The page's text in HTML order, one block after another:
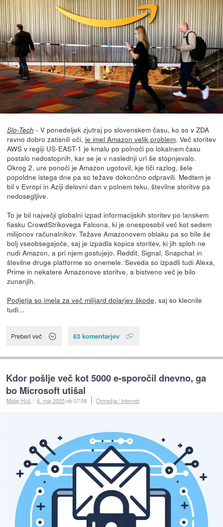
Slo-Tech - V ponedeljek zjutraj po slovenskem času, ko so v ZDA
ravno dobro zatisnili oči, je imel Amazon velik problem. Več storitev
AWS v regiji US-EAST-1 je kmalu po polnoči po lokalnem času
postalo nedostopnih, kar se je v naslednji uri še stopnjevalo.
Okrog 2. ure ponoči je Amazon ugotovil, kje tiči razlog, šele
popoldne istega dne pa so težave dokončno odpravili. Medtem je
bil v Evropi in Aziji delovni dan v polnem teku, številne storitve pa
nedosegljive.
To je bil največji globalni izpad informacijskih storitev po lanskem
fiasku CrowdStrikovega Falcona, ki je onesposobil več kot sedem
milijonov računalnikov. Težave Amazonovem oblaku pa so bile še
bolj vseobsegajoče, saj je izpadla kopica storitev, ki jih sploh ne
nudi Amazon, a pri njem gostujejo. Reddit, Signal, Snapchat in
številne druge platforme so onemele. Seveda so izpadli tudi Alexa,
Prime in nekatere Amazonove storitve, a bistveno več je bilo
zunanjih.
Podjetja so imela za več milijard dolarjev škode, saj so klecnile
tudi...
Preberi več 63 komentarjev
Kdor pošlje več kot 5000 e-sporočil dnevno, ga
bo Microsoft utišal
Matej Huš ::6. maj 2025ob 07:56 Omrežja / internet